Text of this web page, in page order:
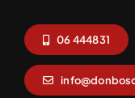
06 444831